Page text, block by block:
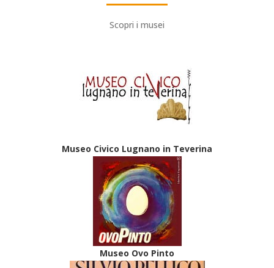
Scopri i musei
Museo Civico Lugnano in Teverina
Museo Ovo Pinto